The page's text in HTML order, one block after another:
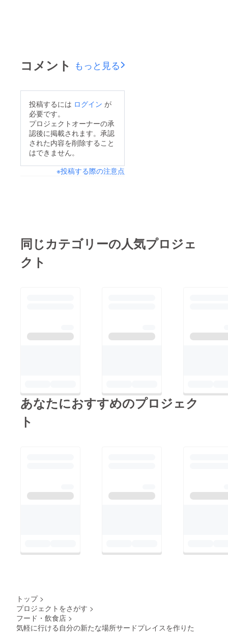
コメント もっと見る
投稿するには ログイン が
必要です。
プロジェクトオーナーの承
認後に掲載されます。承認
された内容を削除すること
はできません。
※投稿する際の注意点
同じカテゴリーの人気プロジェ
クト
あなたにおすすめのプロジェク
ト
トップ >
プロジェクトをさがす >
フード・飲食店 >
気軽に行ける自分の新たな場所サードプレイスを作りた